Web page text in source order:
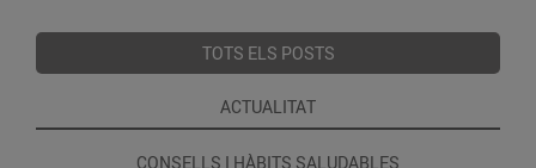
TOTS ELS POSTS
ACTUALITAT
CONSELLS I HÀBITS SALUDABLES